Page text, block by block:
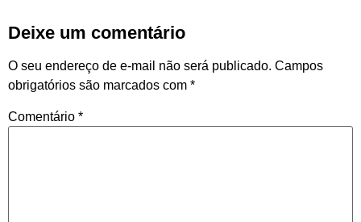
Deixe um comentário
O seu endereço de e-mail não será publicado. Campos
obrigatórios são marcados com *
Comentário *